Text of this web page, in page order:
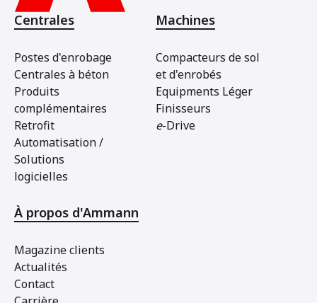
Centrales
Postes d'enrobage
Centrales à béton
Produits
complémentaires
Retrofit
Automatisation /
Solutions
logicielles
Machines
Compacteurs de sol
et d'enrobés
Equipments Léger
Finisseurs
e-Drive
À propos d'Ammann
Magazine clients
Actualités
Contact